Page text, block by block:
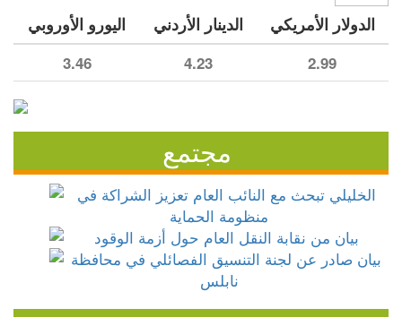
الدولار الأمريكي الدينار الأردني اليورو الأوروبي
2.99
4.23
3.46
مجتمع